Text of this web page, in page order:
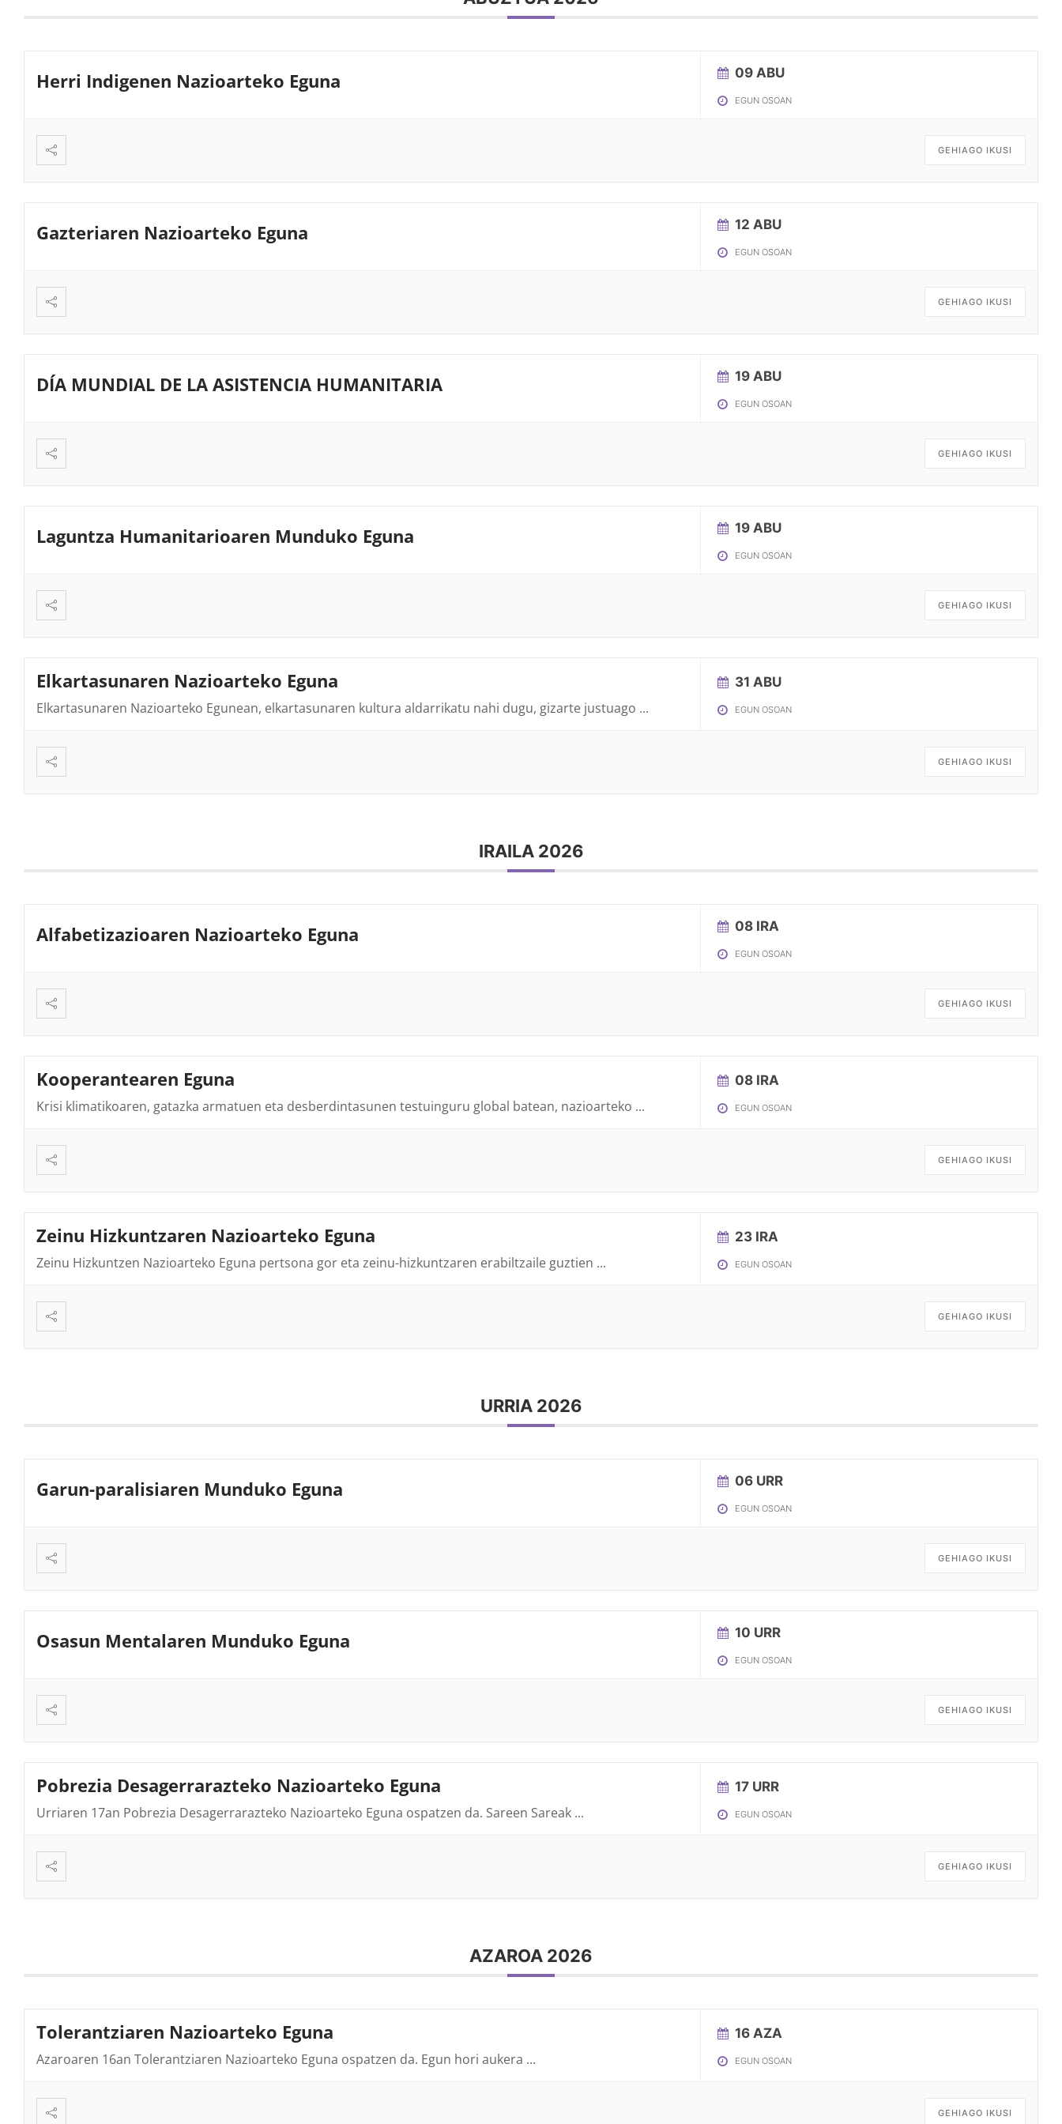
Herri Indigenen Nazioarteko Eguna 09 ABU
EGUN OSOAN
GEHIAGO IKUSI
Gazteriaren Nazioarteko Eguna 12 ABU
EGUN OSOAN
GEHIAGO IKUSI
DÍA MUNDIAL DE LA ASISTENCIA HUMANITARIA 19 ABU
EGUN OSOAN
GEHIAGO IKUSI
Laguntza Humanitarioaren Munduko Eguna 19 ABU
EGUN OSOAN
GEHIAGO IKUSI
Elkartasunaren Nazioarteko Eguna
Elkartasunaren Nazioarteko Egunean, elkartasunaren kultura aldarrikatu nahi dugu, gizarte justuago ...
31 ABU
EGUN OSOAN
GEHIAGO IKUSI
IRAILA 2026
Alfabetizazioaren Nazioarteko Eguna 08 IRA
EGUN OSOAN
GEHIAGO IKUSI
Kooperantearen Eguna
Krisi klimatikoaren, gatazka armatuen eta desberdintasunen testuinguru global batean, nazioarteko ...
08 IRA
EGUN OSOAN
GEHIAGO IKUSI
Zeinu Hizkuntzaren Nazioarteko Eguna
Zeinu Hizkuntzen Nazioarteko Eguna pertsona gor eta zeinu-hizkuntzaren erabiltzaile guztien ...
23 IRA
EGUN OSOAN
GEHIAGO IKUSI
URRIA 2026
Garun-paralisiaren Munduko Eguna 06 URR
EGUN OSOAN
GEHIAGO IKUSI
Osasun Mentalaren Munduko Eguna 10 URR
EGUN OSOAN
GEHIAGO IKUSI
Pobrezia Desagerrarazteko Nazioarteko Eguna
Urriaren 17an Pobrezia Desagerrarazteko Nazioarteko Eguna ospatzen da. Sareen Sareak ...
17 URR
EGUN OSOAN
GEHIAGO IKUSI
AZAROA 2026
Tolerantziaren Nazioarteko Eguna
Azaroaren 16an Tolerantziaren Nazioarteko Eguna ospatzen da. Egun hori aukera ...
16 AZA
EGUN OSOAN
GEHIAGO IKUSI